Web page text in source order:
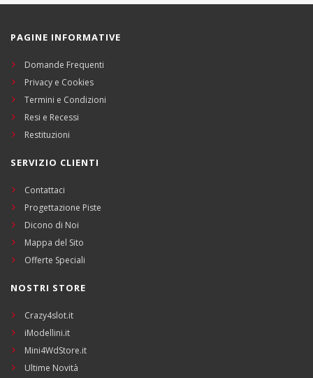
PAGINE INFORMATIVE
Domande Frequenti
Privacy e Cookies
Termini e Condizioni
Resi e Recessi
Restituzioni
SERVIZIO CLIENTI
Contattaci
Progettazione Piste
Dicono di Noi
Mappa del Sito
Offerte Speciali
NOSTRI STORE
Crazy4slot.it
iModellini.it
Mini4WdStore.it
Ultime Novità